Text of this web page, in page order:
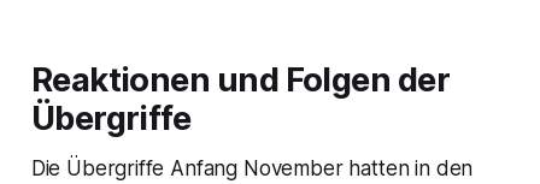
Reaktionen und Folgen der
Übergriffe
Die Übergriffe Anfang November hatten in den